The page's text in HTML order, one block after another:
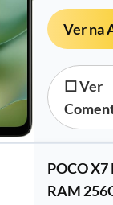
Ver na
☐ Ver
POCO X7
RAM